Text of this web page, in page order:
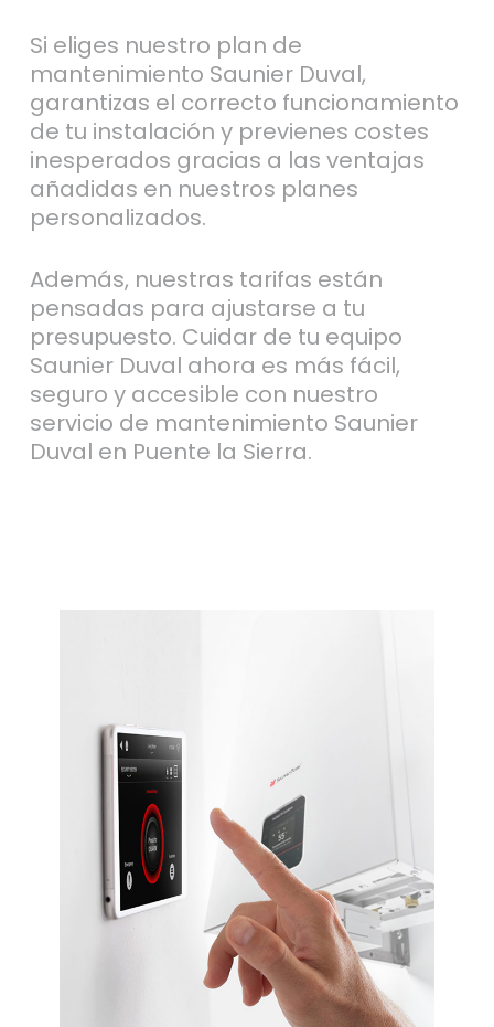
Si eliges nuestro plan de
mantenimiento Saunier Duval,
garantizas el correcto funcionamiento
de tu instalación y previenes costes
inesperados gracias a las ventajas
añadidas en nuestros planes
personalizados.
Además, nuestras tarifas están
pensadas para ajustarse a tu
presupuesto. Cuidar de tu equipo
Saunier Duval ahora es más fácil,
seguro y accesible con nuestro
servicio de mantenimiento Saunier
Duval en Puente la Sierra.